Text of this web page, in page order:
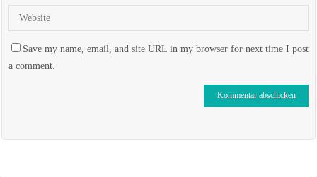
Save my name, email, and site URL in my browser for next time I post
a comment.